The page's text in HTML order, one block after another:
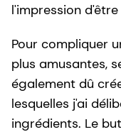
l'impression
Pour compliquer
plus amusantes,
également dû
lesquelles j'ai
ingrédients. Le